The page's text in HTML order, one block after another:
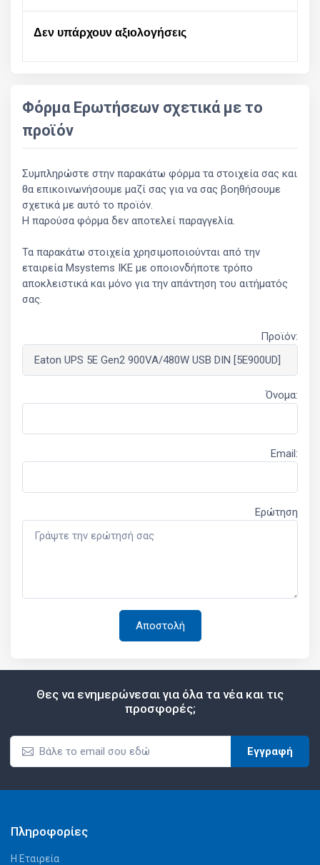
Δεν υπάρχουν αξιολογήσεις
Φόρμα Ερωτήσεων σχετικά με το
προϊόν
Συμπληρώστε στην παρακάτω φόρμα τα στοιχεία σας και
θα επικοινωνήσουμε μαζί σας για να σας βοηθήσουμε
σχετικά με αυτό το προϊόν.
Η παρούσα φόρμα δεν αποτελεί παραγγελία.
Τα παρακάτω στοιχεία χρησιμοποιούνται από την
εταιρεία Msystems ΙΚΕ με οποιονδήποτε τρόπο
αποκλειστικά και μόνο για την απάντηση του αιτήματός
σας.
Προϊόν:
Όνομα:
Email:
Ερώτηση
Θες να ενημερώνεσαι για όλα τα νέα και τις
προσφορές;
Εγγραφή
Πληροφορίες
Η Εταιρεία